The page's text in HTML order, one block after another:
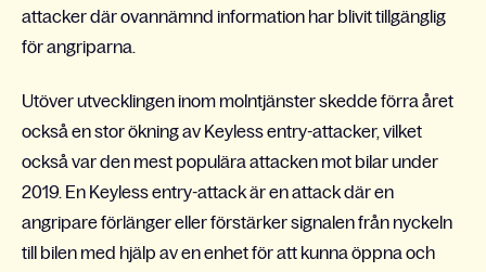
attacker där ovannämnd information har blivit tillgänglig
för angriparna.
Utöver utvecklingen inom molntjänster skedde förra året
också en stor ökning av Keyless entry-attacker, vilket
också var den mest populära attacken mot bilar under
2019. En Keyless entry-attack är en attack där en
angripare förlänger eller förstärker signalen från nyckeln
till bilen med hjälp av en enhet för att kunna öppna och